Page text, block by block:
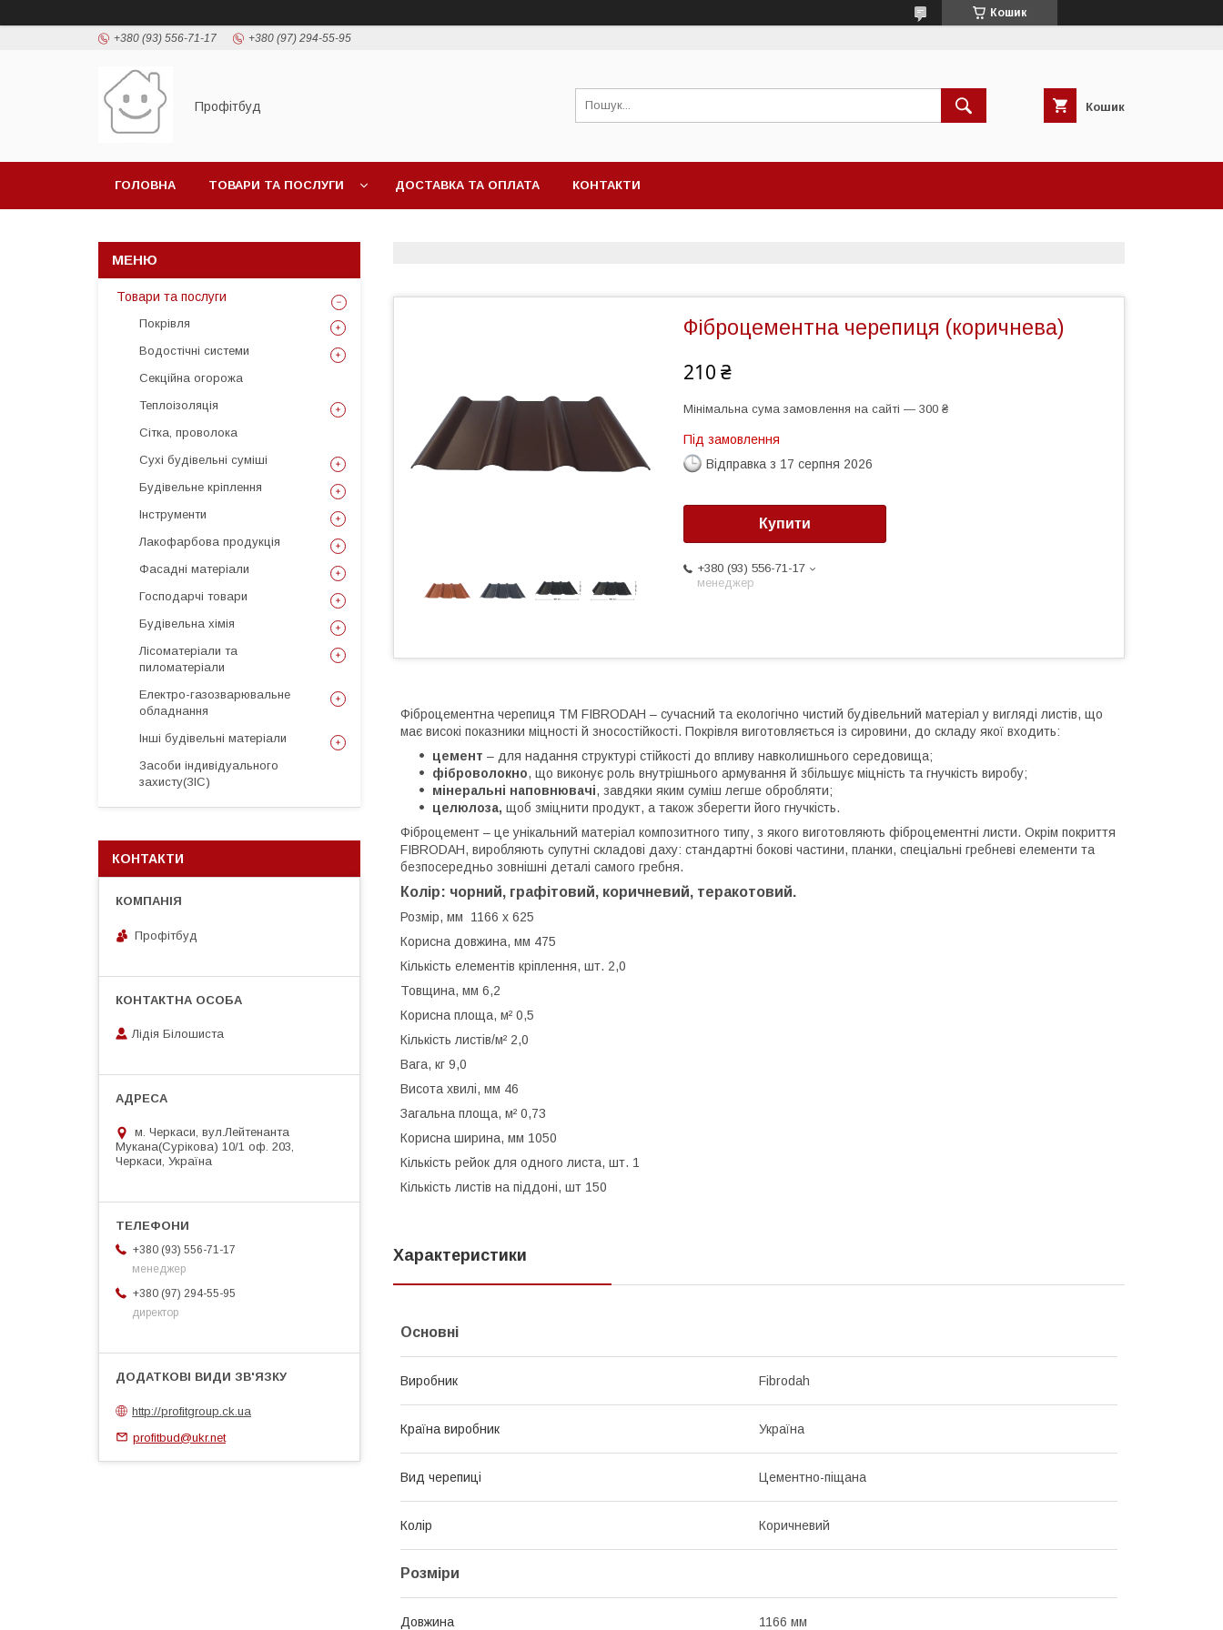
Кошик
+380 (93) 556-71-17 +380 (97) 294-55-95
Профітбуд Кошик
ГОЛОВНА ТОВАРИ ТА ПОСЛУГИ ДОСТАВКА ТА ОПЛАТА КОНТАКТИ
Фіброцементна черепиця (коричнева)
210 ₴
Мінімальна сума замовлення на сайті — 300 ₴
Під замовлення
Відправка з 17 серпня 2026
Купити
+380 (93) 556-71-17
менеджер
Фіброцементна черепиця ТМ FIBRODAH – сучасний та екологічно чистий будівельний матеріал у вигляді листів, що
має високі показники міцності й зносостійкості. Покрівля виготовляється із сировини, до складу якої входить:
цемент – для надання структурі стійкості до впливу навколишнього середовища;
фіброволокно, що виконує роль внутрішнього армування й збільшує міцність та гнучкість виробу;
мінеральні наповнювачі, завдяки яким суміш легше обробляти;
целюлоза, щоб зміцнити продукт, а також зберегти його гнучкість.
Фіброцемент – це унікальний матеріал композитного типу, з якого виготовляють фіброцементні листи. Окрім покриття
FIBRODAH, виробляють супутні складові даху: стандартні бокові частини, планки, спеціальні гребневі елементи та
безпосередньо зовнішні деталі самого гребня.
Колір: чорний, графітовий, коричневий, теракотовий.
Розмір, мм 1166 х 625
Корисна довжина, мм 475
Кількість елементів кріплення, шт. 2,0
Товщина, мм 6,2
Корисна площа, м² 0,5
Кількість листів/м² 2,0
Вага, кг 9,0
Висота хвилі, мм 46
Загальна площа, м² 0,73
Корисна ширина, мм 1050
Кількість рейок для одного листа, шт. 1
Кількість листів на піддоні, шт 150
Характеристики
Основні
Виробник Fibrodah
Країна виробник Україна
Вид черепиці Цементно-піщана
Колір Коричневий
Розміри
Довжина 1166 мм
Товари та послуги
Покрівля
Водостічні системи
Секційна огорожа
Теплоізоляція
Сітка, проволока
Сухі будівельні суміші
Будівельне кріплення
Інструменти
Лакофарбова продукція
Фасадні матеріали
Господарчі товари
Будівельна хімія
Лісоматеріали та
пиломатеріали
Електро-газозварювальне
обладнання
Інші будівельні матеріали
Засоби індивідуального
захисту(ЗІС)
КОНТАКТИ
Профітбуд
Лідія Білошиста
м. Черкаси, вул.Лейтенанта
Мукана(Сурікова) 10/1 оф. 203,
Черкаси, Україна
+380 (93) 556-71-17
менеджер
+380 (97) 294-55-95
директор
http://profitgroup.ck.ua
profitbud@ukr.net